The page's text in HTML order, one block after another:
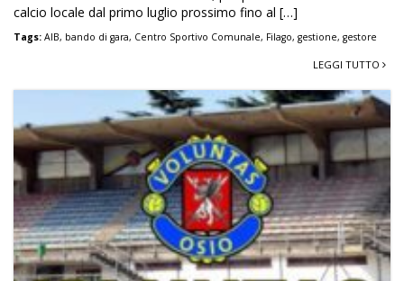
calcio locale dal primo luglio prossimo fino al […]
Tags: AIB, bando di gara, Centro Sportivo Comunale, Filago, gestione, gestore
LEGGI TUTTO